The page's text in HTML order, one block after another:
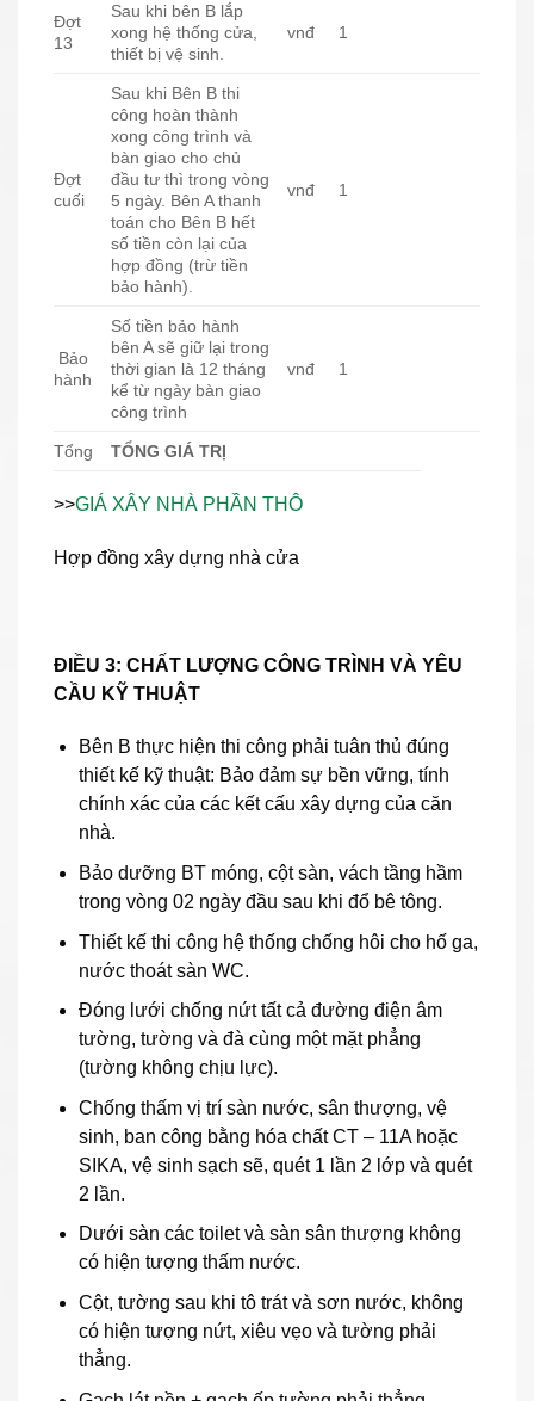
Đợt
13
Sau khi bên B lắp
xong hệ thống cửa,
thiết bị vệ sinh.
vnđ 1
Đợt
cuối
Sau khi Bên B thi
công hoàn thành
xong công trình và
bàn giao cho chủ
đầu tư thì trong vòng
5 ngày. Bên A thanh
toán cho Bên B hết
số tiền còn lại của
hợp đồng (trừ tiền
bảo hành).
vnđ 1
Bảo
hành
Số tiền bảo hành
bên A sẽ giữ lại trong
thời gian là 12 tháng
kể từ ngày bàn giao
công trình
vnđ 1
Tổng TỔNG GIÁ TRỊ
>>GIÁ XÂY NHÀ PHẦN THÔ
Hợp đồng xây dựng nhà cửa
ĐIỀU 3: CHẤT LƯỢNG CÔNG TRÌNH VÀ YÊU
CẦU KỸ THUẬT
Bên B thực hiện thi công phải tuân thủ đúng
thiết kế kỹ thuật: Bảo đảm sự bền vững, tính
chính xác của các kết cấu xây dựng của căn
nhà.
Bảo dưỡng BT móng, cột sàn, vách tầng hầm
trong vòng 02 ngày đầu sau khi đổ bê tông.
Thiết kế thi công hệ thống chống hôi cho hố ga,
nước thoát sàn WC.
Đóng lưới chống nứt tất cả đường điện âm
tường, tường và đà cùng một mặt phẳng
(tường không chịu lực).
Chống thấm vị trí sàn nước, sân thượng, vệ
sinh, ban công bằng hóa chất CT – 11A hoặc
SIKA, vệ sinh sạch sẽ, quét 1 lần 2 lớp và quét
2 lần.
Dưới sàn các toilet và sàn sân thượng không
có hiện tượng thấm nước.
Cột, tường sau khi tô trát và sơn nước, không
có hiện tượng nứt, xiêu vẹo và tường phải
thẳng.